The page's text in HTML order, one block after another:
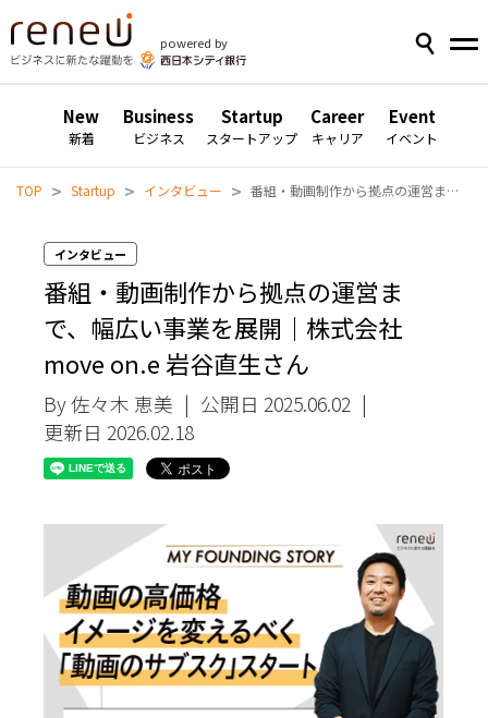
powered by
New
新着
Business
ビジネス
Startup
スタートアップ
Career
キャリア
Event
イベント
TOP > Startup > インタビュー > 番組・動画制作から拠点の運営まで、幅広い事業を展開｜株式会社move on.e 岩谷直生さん
インタビュー
番組・動画制作から拠点の運営ま
で、幅広い事業を展開｜株式会社
move on.e 岩谷直生さん
By 佐々木 恵美 | 公開日 2025.06.02 |
更新日 2026.02.18